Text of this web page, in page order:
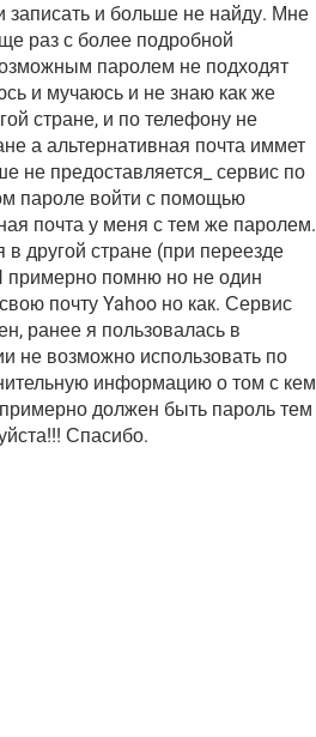
записать и больше не найду. Мне
раз с более подробной
паролем не подходят
и мучаюсь и не знаю как же
стране, и по телефону не
а альтернативная почта иммет
не предоставляется_ сервис по
пароле войти с помощью
почта у меня с тем же паролем.
другой стране (при переезде
примерно помню но не один
почту Yahoo но как. Сервис
ранее я пользовалась в
не возможно использовать по
информацию о том с кем
примерно должен быть пароль тем
Спасибо.